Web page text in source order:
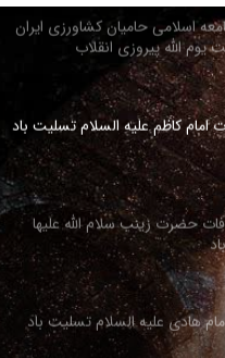
اسلامی حامیان کشاورزی ایران
یوم الله پیروزی انقلاب
امام کاظم علیه السلام تسلیت باد
حضرت زینب سلام الله علیها
هادی علیه السلام تسلیت باد